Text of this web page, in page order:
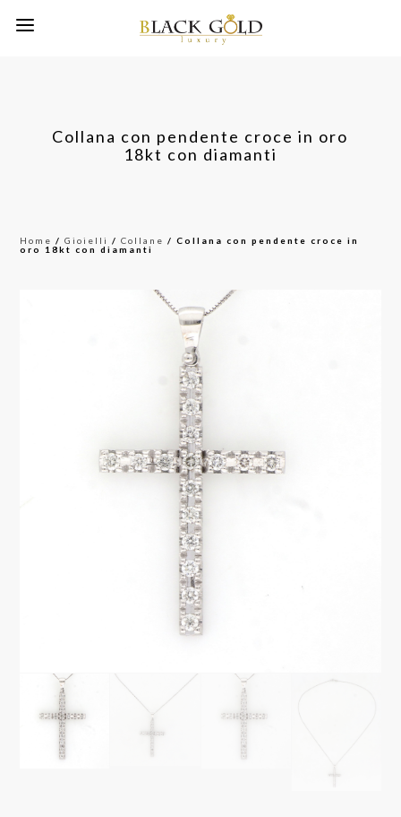
Collana con pendente croce in oro
18kt con diamanti
Home /Gioielli /Collane / Collana con pendente croce in
oro 18kt con diamanti